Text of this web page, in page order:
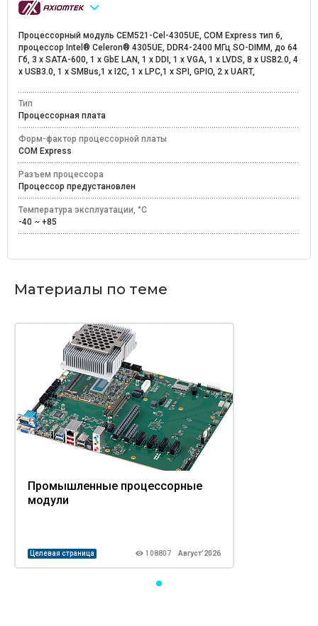
Процессорный модуль CEM521-Cel-4305UE, COM Express тип 6,
процессор Intel® Celeron® 4305UE, DDR4-2400 МГц SO-DIMM, до 64
Гб, 3 x SATA-600, 1 х GbE LAN, 1 х DDI, 1 х VGA, 1 х LVDS, 8 x USB2.0, 4
х USB3.0, 1 х SMBus,1 x I2C, 1 x LPC,1 x SPI, GPIO, 2 x UART,
Тип
Процессорная плата
Форм-фактор процессорной платы
COM Express
Разъем процессора
Процессор предустановлен
Температура эксплуатации, °C
-40 ~ +85
Материалы по теме
Промышленные процессорные
модули
Целевая страница 108807 Август’2026